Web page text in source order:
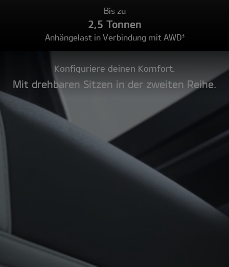
Bis zu
2,5 Tonnen
Anhängelast in Verbindung mit AWD³
Konfiguriere deinen Komfort.
Mit drehbaren Sitzen in der zweiten Reihe.